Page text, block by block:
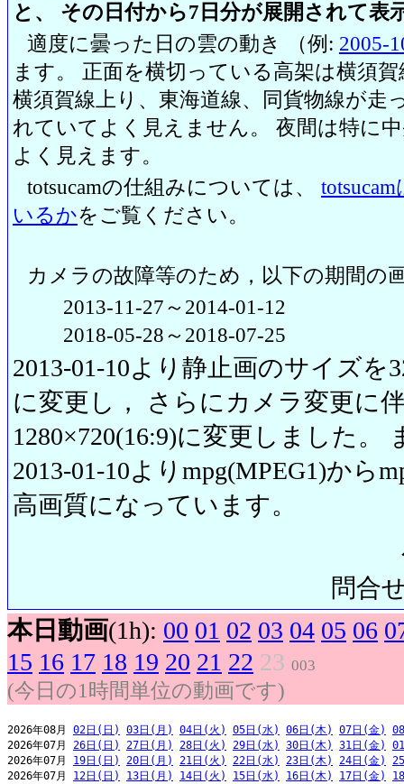
と、 その日付から7日分が展開されて表
適度に曇った日の雲の動き （例: 2005-
ます。 正面を横切っている高架は横須
横須賀線上り、東海道線、同貨物線が走
れていてよく見えません。 夜間は特に
よく見えます。
totsucamの仕組みについては、
いるかをご覧ください。
カメラの故障等のため，以下の期間の
2013-11-27～2014-01-12
2018-05-28～2018-07-25
2013-01-10より静止画のサイズを
に変更し， さらにカメラ変更に
1280×720(16:9)に変更しました。
2013-01-10よりmpg(MPEG1)から
高画質になっています。
問合
本日動画(1h): 00 01 02 03 04 05 06
15 16 17 18 19 20 21 22 23 003
(今日の1時間単位の動画です)
2026年08月 02日(日) 03日(月) 04日(火) 05日(水) 06日(木) 07日(金)
2026年07月 26日(日) 27日(月) 28日(火) 29日(水) 30日(木) 31日(金)
2026年07月 19日(日) 20日(月) 21日(火) 22日(水) 23日(木) 24日(金)
2026年07月 12日(日) 13日(月) 14日(火) 15日(水) 16日(木) 17日(金)